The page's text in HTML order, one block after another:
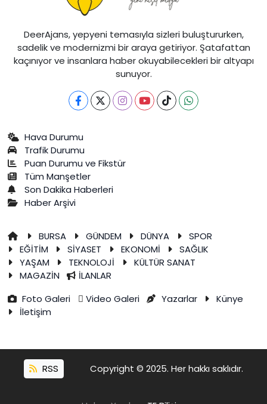
DeerAjans, yepyeni temasıyla sizleri buluştururken,
sadelik ve modernizmi bir araya getiriyor. Şatafattan
kaçınıyor ve insanlara haber okuyabilecekleri bir altyapı
sunuyor.
Hava Durumu
Trafik Durumu
Puan Durumu ve Fikstür
Tüm Manşetler
Son Dakika Haberleri
Haber Arşivi
BURSA GÜNDEM DÜNYA
SPOR
EĞİTİM
SİYASET EKONOMİ
SAĞLIK
YAŞAM
TEKNOLOJİ
KÜLTÜR SANAT
MAGAZİN
İLANLAR
Foto Galeri
Video Galeri Yazarlar
Künye
İletişim
RSS Copyright © 2025. Her hakkı saklıdır.